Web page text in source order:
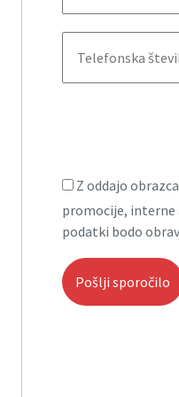
Z oddajo
promocije,
podatki bodo